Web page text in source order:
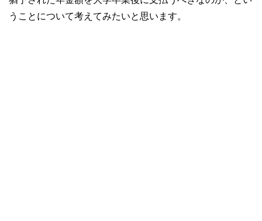
うことについて考えてみたいと思います。